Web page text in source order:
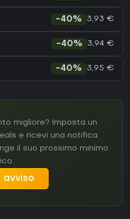
-40% 3,93 €
-40% 3,94 €
-40% 3,95 €
migliore? Imposta un
e ricevi una notifica
il suo prossimo minimo
avviso